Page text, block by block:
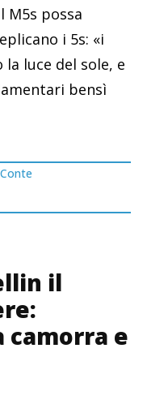
M5s possa
i 5s: «i
luce del sole, e
bensì
il
e